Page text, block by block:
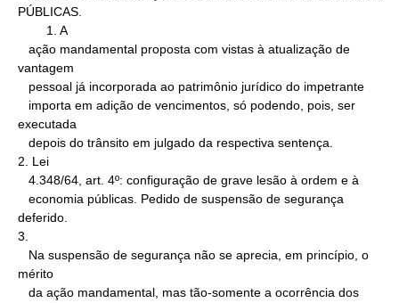
PÚBLICAS.
vantagem
executada
2. Lei
deferido.
3.
mérito